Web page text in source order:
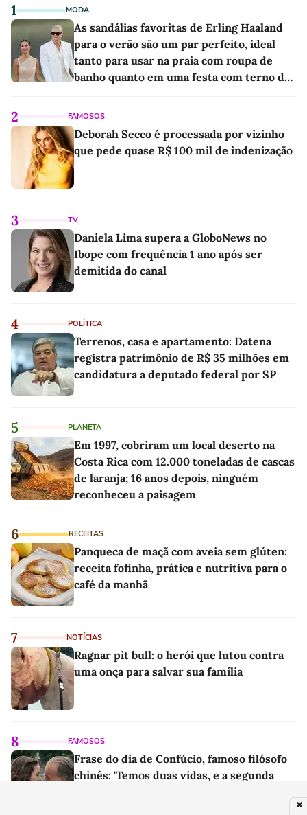
1 MODA
As sandálias favoritas de Erling Haaland
para o verão são um par perfeito, ideal
tanto para usar na praia com roupa de
banho quanto em uma festa com terno de
2 FAMOSOS
Deborah Secco é processada por vizinho
que pede quase R$ 100 mil de indenização
3 TV
Daniela Lima supera a GloboNews no
Ibope com frequência 1 ano após ser
demitida do canal
4 POLÍTICA
Terrenos, casa e apartamento: Datena
registra patrimônio de R$ 35 milhões em
candidatura a deputado federal por SP
5 PLANETA
Em 1997, cobriram um local deserto na
Costa Rica com 12.000 toneladas de cascas
de laranja; 16 anos depois, ninguém
reconheceu a paisagem
6 RECEITAS
Panqueca de maçã com aveia sem glúten:
receita fofinha, prática e nutritiva para o
café da manhã
7 NOTÍCIAS
Ragnar pit bull: o herói que lutou contra
uma onça para salvar sua família
8 FAMOSOS
Frase do dia de Confúcio, famoso filósofo
chinês: 'Temos duas vidas, e a segunda